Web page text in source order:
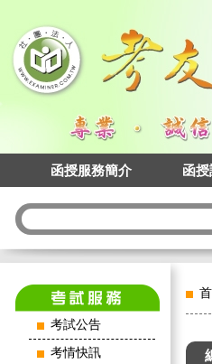
函授服務簡介 函
考試公告
考情快訊